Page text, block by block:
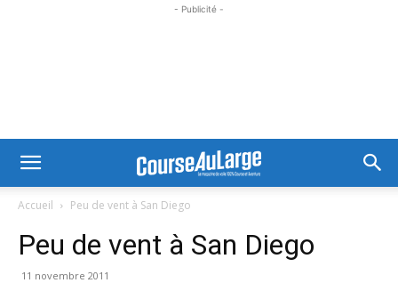
- Publicité -
Accueil Peu de vent à San Diego
Peu de vent à San Diego
11 novembre 2011